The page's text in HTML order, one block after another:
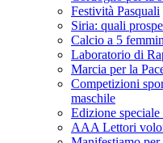
Festività Pasquali
Siria: quali
Calcio a 5
Laboratorio di
Marcia per la
Competizioni
maschile
Edizione
AAA Lettori